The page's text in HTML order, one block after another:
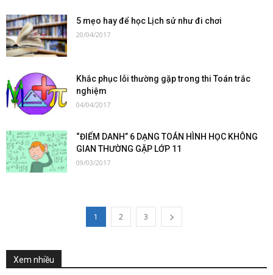
5 mẹo hay để học Lịch sử như đi chơi
20/04/2017
Khắc phục lỗi thường gặp trong thi Toán trắc
nghiệm
04/04/2017
“ĐIỂM DANH” 6 DẠNG TOÁN HÌNH HỌC KHÔNG
GIAN THƯỜNG GẶP LỚP 11
09/03/2017
1 2 3
Xem nhiều